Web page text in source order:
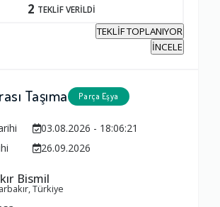
2 TEKLİF VERİLDİ
TEKLİF TOPLANIYOR
İNCELE
Taşıma Parça Eşya
03.08.2026 - 18:06:21
26.09.2026
Bismil
Türkiye